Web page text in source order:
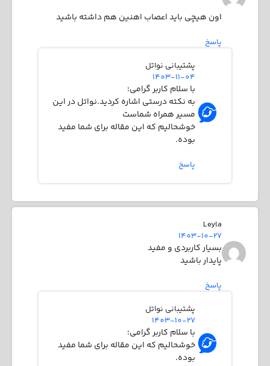
اون هیچی باید اعصاب اهنین هم داشته باشید
پاسخ
پشتیبانی نواتل
1403-11-04
با سلام کاربر گرامی؛
به نکته درستی اشاره کردید.نواتل در این
مسیر همراه شماست
خوشحالیم که این مقاله برای شما مفید
بوده.
پاسخ
Leyla
1403-10-27
بسیار کاربردی و مفید
پایدار باشید
پاسخ
پشتیبانی نواتل
1403-10-27
با سلام کاربر گرامی؛
خوشحالیم که این مقاله برای شما مفید
بوده.